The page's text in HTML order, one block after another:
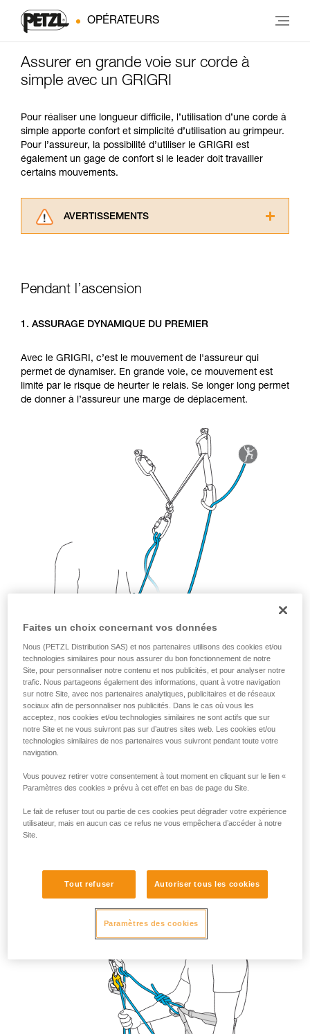
OPÉRATEURS
Assurer en grande voie sur corde à
simple avec un GRIGRI
Pour réaliser une longueur difficile, l’utilisation d’une corde à
simple apporte confort et simplicité d’utilisation au grimpeur.
Pour l’assureur, la possibilité d’utiliser le GRIGRI est
également un gage de confort si le leader doit travailler
certains mouvements.
AVERTISSEMENTS
informations de la notice technique pour
Maîtriser ces techniques nécessite une
avec un professionnel votre capacité à refaire
la manipulation, seul, en toute sécurité, avant
de la reproduire en autonomie.
Nous donnons des exemples de techniques
Pendant l’ascension
1. ASSURAGE DYNAMIQUE DU PREMIER
Avec le GRIGRI, c’est le mouvement de l'assureur qui
permet de dynamiser. En grande voie, ce mouvement est
limité par le risque de heurter le relais. Se longer long permet
de donner à l’assureur une marge de déplacement.
2. ASSURAGE DU SECOND
Avec un REVERSO :
Le leader peut grimper léger avec un REVERSO, qui permet
d’assurer le second confortablement.
Faites un choix concernant vos données
Nous (PETZL Distribution SAS) et nos partenaires utilisons des cookies et/ou
technologies similaires pour nous assurer du bon fonctionnement de notre
Site, pour personnaliser notre contenu et nos publicités, et pour analyser notre
trafic. Nous partageons également des informations, quant à votre navigation
sur notre Site, avec nos partenaires analytiques, publicitaires et de réseaux
sociaux afin de personnaliser nos publicités. Dans le cas où vous les
acceptez, nos cookies et/ou technologies similaires ne sont actifs que sur
notre Site et ne vous suivront pas sur d’autres sites web. Les cookies et/ou
technologies similaires de nos partenaires vous suivront pendant toute votre
navigation.
Vous pouvez retirer votre consentement à tout moment en cliquant sur le lien «
Paramètres des cookies » prévu à cet effet en bas de page du Site.
Le fait de refuser tout ou partie de ces cookies peut dégrader votre expérience
utilisateur, mais en aucun cas ce refus ne vous empêchera d’accéder à notre
Site.
Tout refuser Autoriser tous les cookies
Paramètres des cookies